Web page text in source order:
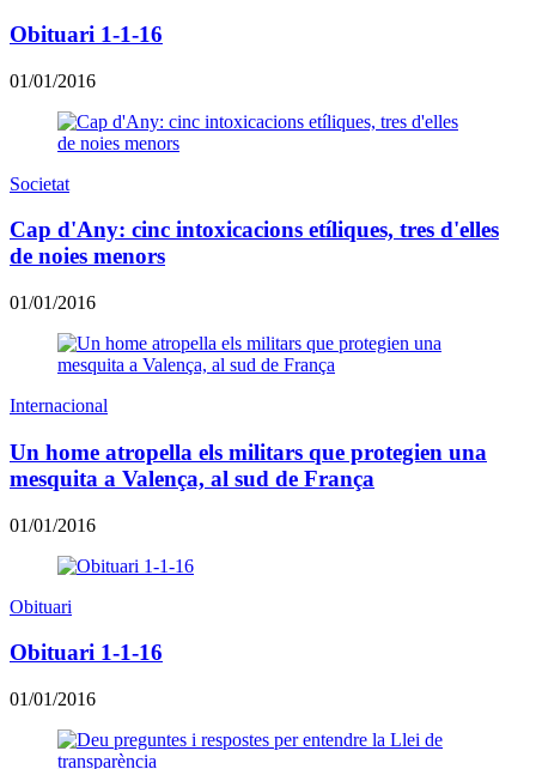
Obituari 1-1-16
01/01/2016
Societat
Cap d'Any: cinc intoxicacions etíliques, tres d'elles
de noies menors
01/01/2016
Internacional
Un home atropella els militars que protegien una
mesquita a Valença, al sud de França
01/01/2016
Obituari
Obituari 1-1-16
01/01/2016